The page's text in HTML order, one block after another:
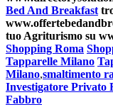
Bed And Breakfast
tuo Agriturismo su
Shopping Roma
Tapparelle Milano
Milano,smaltimento
Investigatore Privato
Fabbro